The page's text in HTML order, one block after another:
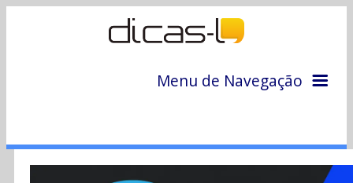
Menu de Navegação